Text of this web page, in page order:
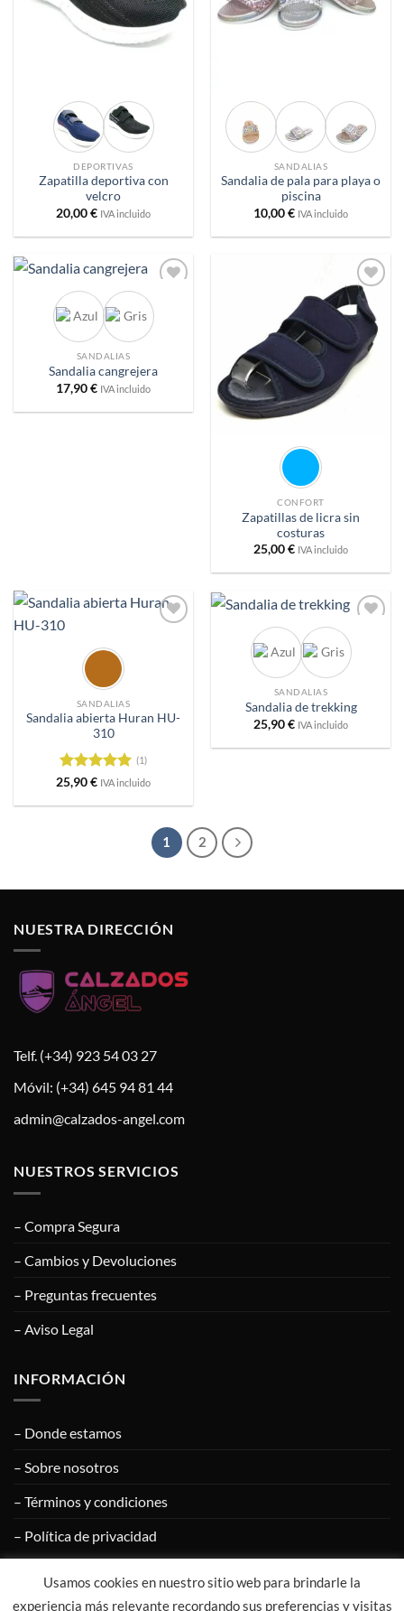
DEPORTIVAS
Zapatilla deportiva con
velcro
20,00€ IVA incluido
SANDALIAS
Sandalia de pala para playa o
piscina
10,00€ IVA incluido
deseos
SANDALIAS
Sandalia cangrejera
17,90€ IVA incluido
Añadir
a
deseos
CONFORT
Zapatillas de licra sin
costuras
25,00€ IVA incluido
SANDALIAS
Sandalia abierta Huran HU-
310
Valorado
(1)
25,90€ IVA incluido
deseos
SANDALIAS
Sandalia de trekking
25,90€ IVA incluido
1 2
NUESTRA DIRECCIÓN
Telf. (+34) 923 54 03 27
Móvil: (+34) 645 94 81 44
admin@calzados-angel.com
NUESTROS SERVICIOS
– Compra Segura
– Cambios y Devoluciones
– Preguntas frecuentes
– Aviso Legal
INFORMACIÓN
– Donde estamos
– Sobre nosotros
– Términos y condiciones
– Política de privacidad
Visa PayPal MasterCardGoogle Apple
Usamos cookies en nuestro sitio web para brindarle la
experiencia más relevante recordando sus preferencias y visitas